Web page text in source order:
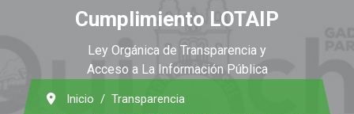
Cumplimiento LOTAIP
Ley Orgánica de Transparencia y
Acceso a La Información Pública
Inicio
Transparencia